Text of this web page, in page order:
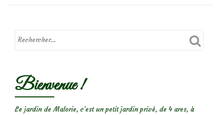
Bienvenue !
Le jardin de Malorie, c'est un petit jardin privé, de 4 ares, à